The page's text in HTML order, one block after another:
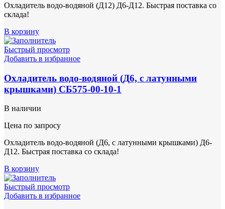
Охладитель водо-водяной (Д12) Д6-Д12. Быстрая поставка со
склада!
В корзину
Быстрый просмотр
Добавить в избранное
Охладитель водо-водяной (Д6, с латунными
крышками) СБ575-00-10-1
В наличии
Цена по запросу
Охладитель водо-водяной (Д6, с латунными крышками) Д6-
Д12. Быстрая поставка со склада!
В корзину
Быстрый просмотр
Добавить в избранное